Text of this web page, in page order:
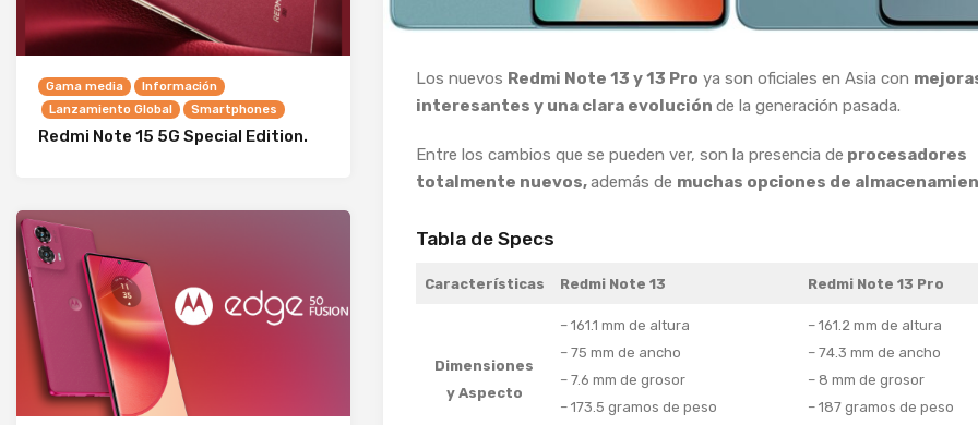
Los nuevos Redmi Note 13 y 13 Pro ya son oficiales en Asia con
interesantes y una clara evolución de la generación pasada.
Entre los cambios que se pueden ver, son la presencia de procesadores
totalmente nuevos,además de muchas opciones de
Tabla de Specs
Características Redmi Note 13 Redmi Note 13 Pro
Dimensiones
y Aspecto
– 161.1 mm de altura
– 75 mm de ancho
– 7.6 mm de grosor
– 173.5 gramos de peso
– 161.2 mm de altura
– 74.3 mm de ancho
– 8 mm de grosor
– 187 gramos de peso
Gama media
Información
Lanzamiento Global
Smartphones
Redmi Note 15 5G Special Edition.